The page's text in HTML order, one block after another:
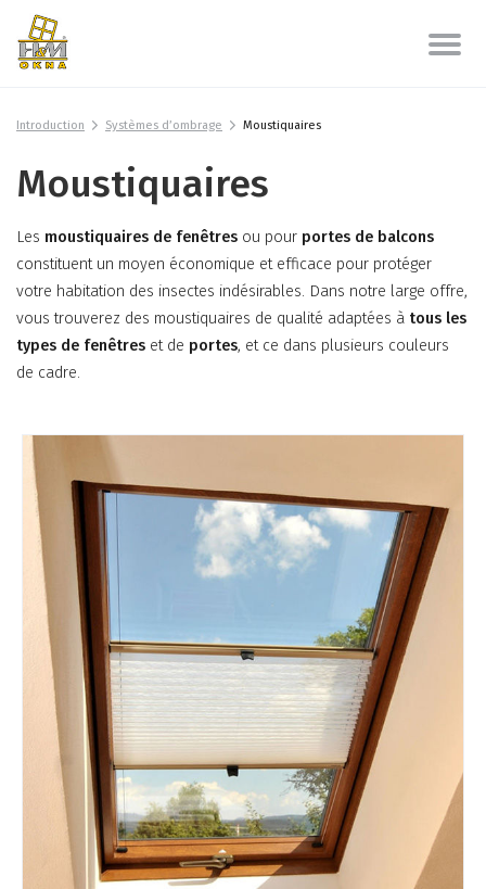
Introduction Systèmes d’ombrage Moustiquaires
Moustiquaires
Les moustiquaires de fenêtres ou pour portes de balcons
constituent un moyen économique et efficace pour protéger
votre habitation des insectes indésirables. Dans notre large offre,
vous trouverez des moustiquaires de qualité adaptées à tous les
types de fenêtres et de portes, et ce dans plusieurs couleurs
de cadre.